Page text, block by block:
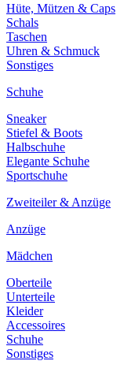
Hüte, Mützen & Caps
Schals
Taschen
Uhren & Schmuck
Sonstiges
Schuhe
Sneaker
Stiefel & Boots
Halbschuhe
Elegante Schuhe
Sportschuhe
Zweiteiler & Anzüge
Anzüge
Mädchen
Oberteile
Unterteile
Kleider
Accessoires
Schuhe
Sonstiges